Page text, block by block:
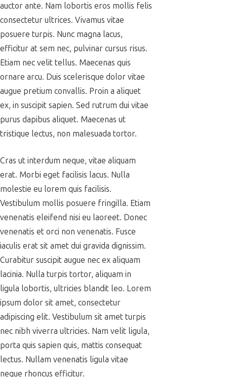
auctor ante. Nam lobortis eros mollis felis
consectetur ultrices. Vivamus vitae
posuere turpis. Nunc magna lacus,
efficitur at sem nec, pulvinar cursus risus.
Etiam nec velit tellus. Maecenas quis
ornare arcu. Duis scelerisque dolor vitae
augue pretium convallis. Proin a aliquet
ex, in suscipit sapien. Sed rutrum dui vitae
purus dapibus aliquet. Maecenas ut
tristique lectus, non malesuada tortor.
Cras ut interdum neque, vitae aliquam
erat. Morbi eget facilisis lacus. Nulla
molestie eu lorem quis facilisis.
Vestibulum mollis posuere fringilla. Etiam
venenatis eleifend nisi eu laoreet. Donec
venenatis et orci non venenatis. Fusce
iaculis erat sit amet dui gravida dignissim.
Curabitur suscipit augue nec ex aliquam
lacinia. Nulla turpis tortor, aliquam in
ligula lobortis, ultricies blandit leo. Lorem
ipsum dolor sit amet, consectetur
adipiscing elit. Vestibulum sit amet turpis
nec nibh viverra ultricies. Nam velit ligula,
porta quis sapien quis, mattis consequat
lectus. Nullam venenatis ligula vitae
neque rhoncus efficitur.